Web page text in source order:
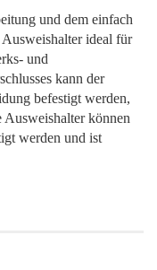
und dem einfach
Ausweishalter ideal für
und
kann der
befestigt werden,
Ausweishalter können
werden und ist